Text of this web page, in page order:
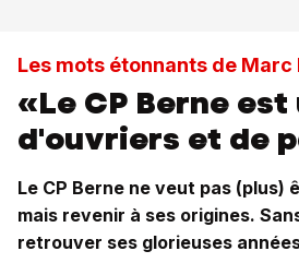
Les mots étonnants de Marc
«Le CP Berne
d'ouvriers et de
Le CP Berne ne veut pas (plus)
mais revenir à ses origines.
retrouver ses glorieuses